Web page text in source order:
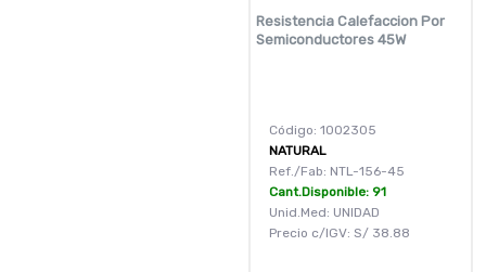
Resistencia Calefaccion Por
Semiconductores 45W
Código: 1002305
NATURAL
Ref./Fab: NTL-156-45
Cant.Disponible: 91
Unid.Med: UNIDAD
Precio c/IGV: S/ 38.88